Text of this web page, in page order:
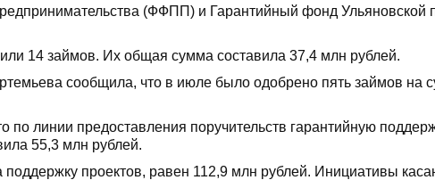
(ФФПП) и Гарантийный фонд Ульяновской
14 займов. Их общая сумма составила 37,4 млн рублей.
сообщила, что в июле было одобрено пять займов на
по линии предоставления поручительств гарантийную
55,3 млн рублей.
проектов, равен 112,9 млн рублей. Инициативы